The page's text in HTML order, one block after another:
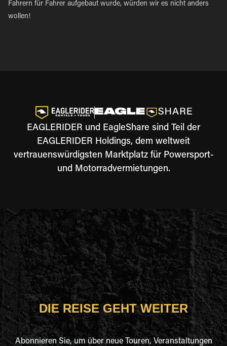
Fahrern für Fahrer aufgebaut wurde, würden wir es nicht anders
wollen!
EAGLERIDER und EagleShare sind Teil der
EAGLERIDER Holdings, dem weltweit
vertrauenswürdigsten Marktplatz für Powersport-
und Motorradvermietungen.
DIE REISE GEHT WEITER
Abonnieren Sie, um über neue Touren, Veranstaltungen